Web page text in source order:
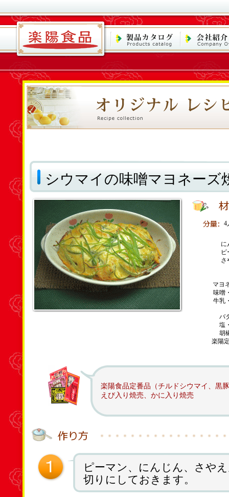
シウマイの味噌マヨネーズ
4
に
ピ
さ
マヨ
味噌
牛乳
バ
塩
胡
楽陽
楽陽食品定番品（チルドシウマイ、黒
えび入り焼売、かに入り焼売
ピーマン、にんじん、さや
切りにしておきます。